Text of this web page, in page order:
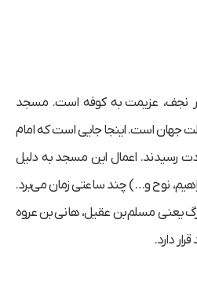
نجف، عزیمت به کوفه است. مسجد
جهان است. اینجا جایی است که امام
رسیدند. اعمال این مسجد به دلیل
نوح و…) چند ساعتی زمان می‌برد.
یعنی مسلم بن عقیل، هانی بن عروه
دارد.